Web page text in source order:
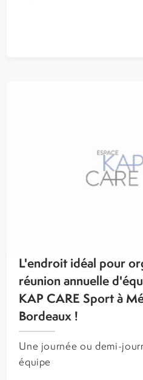
L'endroit idéal pour
réunion annuelle
KAP CARE Sport à
Bordeaux !
Une journée ou demi-
équipe